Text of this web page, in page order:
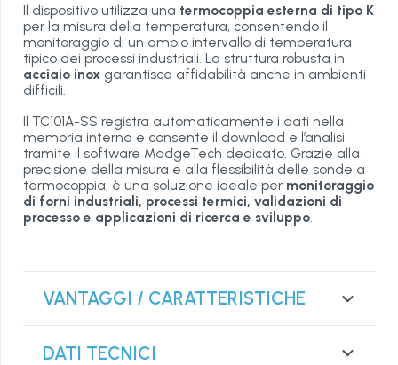
Il dispositivo utilizza una termocoppia esterna di tipo K
per la misura della temperatura, consentendo il
monitoraggio di un ampio intervallo di temperatura
tipico dei processi industriali. La struttura robusta in
acciaio inoxgarantisce affidabilità anche in ambienti
difficili.
Il TC101A-SS registra automaticamente i dati nella
memoria interna e consente il download e l’analisi
tramite il software MadgeTech dedicato. Grazie alla
precisione della misura e alla flessibilità delle sonde a
termocoppia, è una soluzione ideale per monitoraggio
di forni industriali, processi termici, validazioni di
processo e applicazioni di ricerca e sviluppo.
VANTAGGI / CARATTERISTICHE
DATI TECNICI